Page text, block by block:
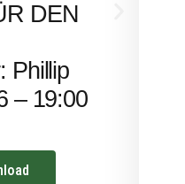
DEN
Phillip
– 19:00